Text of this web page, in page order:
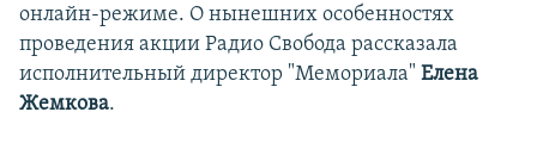
онлайн-режиме. О нынешних особенностях
проведения акции Радио Свобода рассказала
исполнительный директор "Мемориала" Елена
Жемкова.